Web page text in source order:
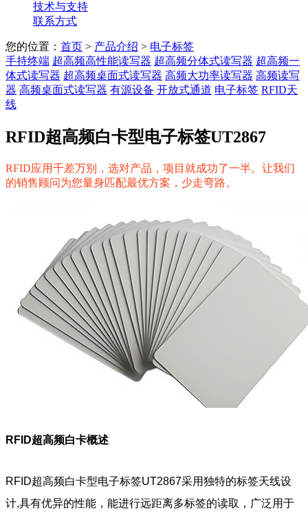
技术与支持
联系方式
您的位置： 首页 > 产品介绍 > 电子标签
手持终端 超高频高性能读写器 超高频分体式读写器 超高频一
体式读写器 超高频桌面式读写器 高频大功率读写器 高频读写
器 高频桌面式读写器 有源设备 开放式通道 电子标签 RFID天
线
RFID超高频白卡型电子标签UT2867
RFID应用千差万别，选对产品，项目就成功了一半。让我们
的销售顾问为您量身匹配最优方案，少走弯路。
RFID超高频白卡概述
RFID超高频白卡型电子标签UT2867采用独特的标签天线设
计,具有优异的性能，能进行远距离多标签的读取，广泛用于